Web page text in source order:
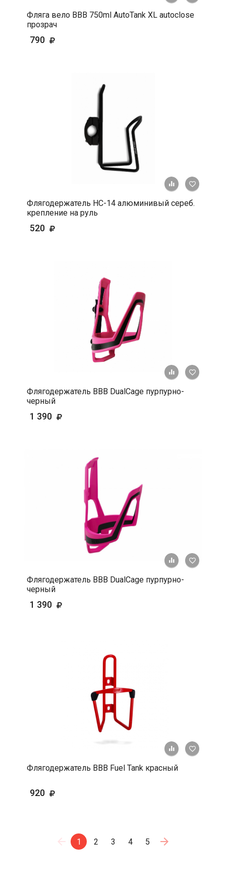
Фляга вело ВВВ 750ml AutoTank XL autoclose
прозрач
790
+ К
Флягодержатель HС-14 алюминивый сереб.
крепление на руль
520
+ К
Флягодержатель BBB DualCage пурпурно-
черный
1 390
+ К
Флягодержатель BBB DualCage пурпурно-
черный
1 390
+ К
Флягодержатель BBB Fuel Tank красный
920
1 2 3 4 5